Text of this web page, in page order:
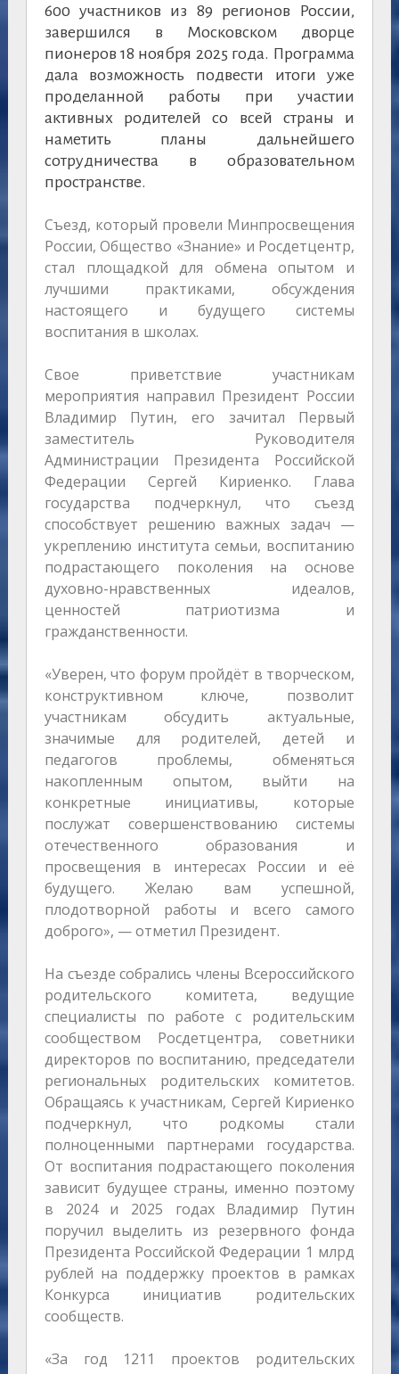
600 участников из 89 регионов России,
завершился в Московском дворце
пионеров 18 ноября 2025 года. Программа
дала возможность подвести итоги уже
проделанной работы при участии
активных родителей со всей страны и
наметить планы дальнейшего
сотрудничества в образовательном
пространстве.
Съезд, который провели Минпросвещения
России, Общество «Знание» и Росдетцентр,
стал площадкой для обмена опытом и
лучшими практиками, обсуждения
настоящего и будущего системы
воспитания в школах.
Свое приветствие участникам
мероприятия направил Президент России
Владимир Путин, его зачитал Первый
заместитель Руководителя
Администрации Президента Российской
Федерации Сергей Кириенко. Глава
государства подчеркнул, что съезд
способствует решению важных задач —
укреплению института семьи, воспитанию
подрастающего поколения на основе
духовно-нравственных идеалов,
ценностей патриотизма и
гражданственности.
«Уверен, что форум пройдёт в творческом,
конструктивном ключе, позволит
участникам обсудить актуальные,
значимые для родителей, детей и
педагогов проблемы, обменяться
накопленным опытом, выйти на
конкретные инициативы, которые
послужат совершенствованию системы
отечественного образования и
просвещения в интересах России и её
будущего. Желаю вам успешной,
плодотворной работы и всего самого
доброго», — отметил Президент.
На съезде собрались члены Всероссийского
родительского комитета, ведущие
специалисты по работе с родительским
сообществом Росдетцентра, советники
директоров по воспитанию, председатели
региональных родительских комитетов.
Обращаясь к участникам, Сергей Кириенко
подчеркнул, что родкомы стали
полноценными партнерами государства.
От воспитания подрастающего поколения
зависит будущее страны, именно поэтому
в 2024 и 2025 годах Владимир Путин
поручил выделить из резервного фонда
Президента Российской Федерации 1 млрд
рублей на поддержку проектов в рамках
Конкурса инициатив родительских
сообществ.
«За год 1211 проектов родительских